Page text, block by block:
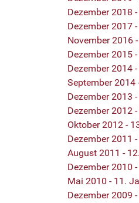
Dezember 2018
Dezember 2017
November 2016
Dezember 2015
Dezember 2014
September 2014
Dezember 2013
Dezember 2012
Oktober 2012 -
Dezember 2011
August 2011 -
Dezember 2010
Mai 2010 - 11.
Dezember 2009